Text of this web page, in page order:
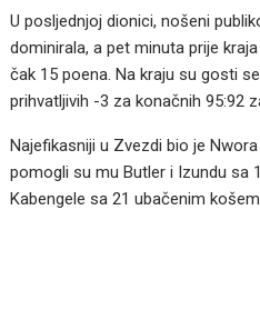
U posljednjoj dionici, nošeni
dominirala, a pet minuta prije
čak 15 poena. Na kraju su gosti
prihvatljivih -3 za konačnih 95:92
Najefikasniji u Zvezdi bio je
pomogli su mu Butler i Izundu sa
Kabengele sa 21 ubačenim košem.